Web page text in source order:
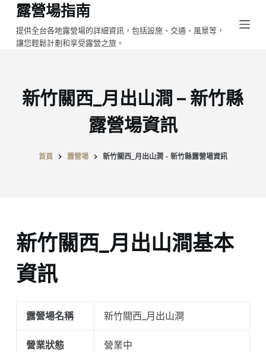
跳
至
主
露營場指南
提供全台各地露營場的詳細資訊，包括設施、交通、風景等，
讓您輕鬆計劃和享受露營之旅。
新竹關西_月出山澗 – 新竹縣
露營場資訊
首頁 露營場 新竹關西_月出山澗 - 新竹縣露營場資訊
新竹關西_月出山澗基本
資訊
露營場名稱 新竹關西_月出山澗
營業狀態 營業中